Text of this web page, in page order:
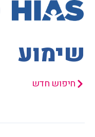
שימוע
חיפוש חדש